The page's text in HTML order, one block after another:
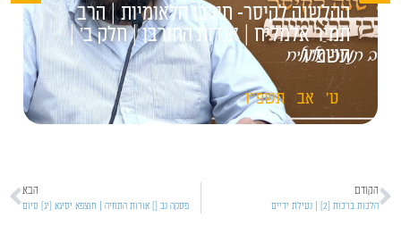
ההלשנה לקיסר- חורבן הלאומיות | הרב
תמיר אלמליח | אגדות החורבן | חלק ב' |
תשפ"ו
ט' אב תשפ"ו
הקודם
הלכות ברכות [2] | נטילת ידיים
הבא
פסקה נב [] אורות התחיה | חוצפא יסיגא [יג] סיום